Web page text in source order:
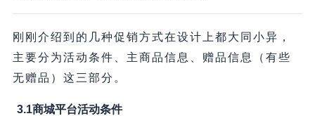
刚刚介绍到的几种促销方式在设计上都大同小异，
主要分为活动条件、主商品信息、赠品信息（有些
无赠品）这三部分。
3.1商城平台活动条件